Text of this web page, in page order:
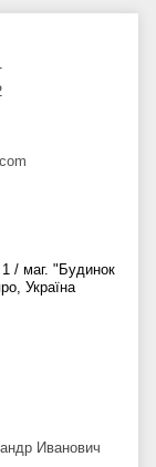
/ маг. "Будинок
Україна
Иванович